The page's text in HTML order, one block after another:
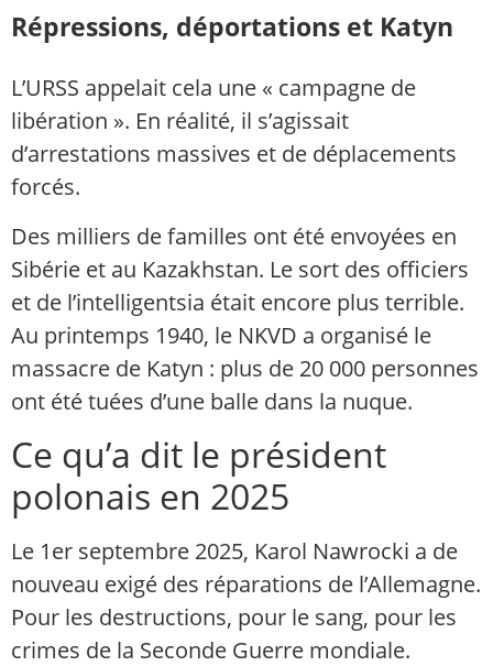
Répressions, déportations et Katyn
L’URSS appelait cela une « campagne de
libération ». En réalité, il s’agissait
d’arrestations massives et de déplacements
forcés.
Des milliers de familles ont été envoyées en
Sibérie et au Kazakhstan. Le sort des officiers
et de l’intelligentsia était encore plus terrible.
Au printemps 1940, le NKVD a organisé le
massacre de Katyn : plus de 20 000 personnes
ont été tuées d’une balle dans la nuque.
Ce qu’a dit le président
polonais en 2025
Le 1er septembre 2025, Karol Nawrocki a de
nouveau exigé des réparations de l’Allemagne.
Pour les destructions, pour le sang, pour les
crimes de la Seconde Guerre mondiale.